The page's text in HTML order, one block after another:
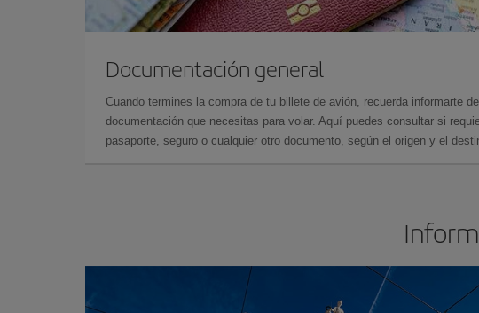
Documentación general
Cuando termines la compra de tu billete de avión, recuerda informarte
documentación que necesitas para volar. Aquí puedes consultar si
pasaporte, seguro o cualquier otro documento, según el origen y el